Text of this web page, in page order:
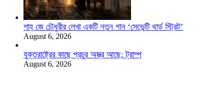
শাহ্‌ জে চৌধুরীর লেখা একটি নতুন গান ‘সেভেন্টি থার্ড স্ট্রিট’
August 6, 2026
যুক্তরাষ্ট্রের কাছে প্রচুর অস্ত্র আছে: ট্রাম্প
August 6, 2026